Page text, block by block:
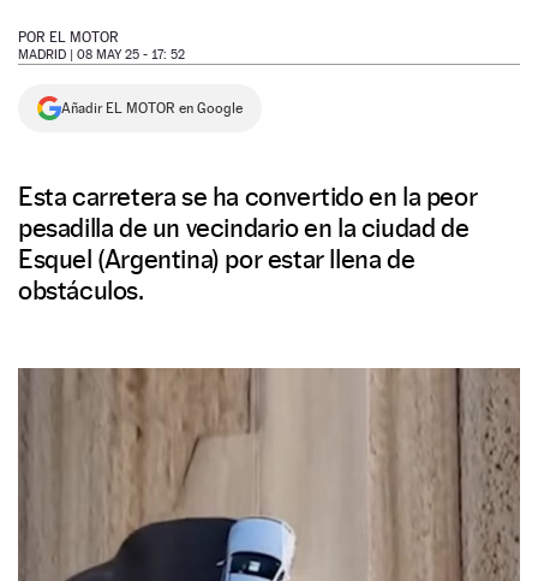
NEWSLETTER
SÍGUENOS
POR EL MOTOR
MADRID | 08 MAY 25 - 17: 52
Añadir EL MOTOR en Google
Esta carretera se ha convertido en la peor
pesadilla de un vecindario en la ciudad de
Esquel (Argentina) por estar llena de
obstáculos.